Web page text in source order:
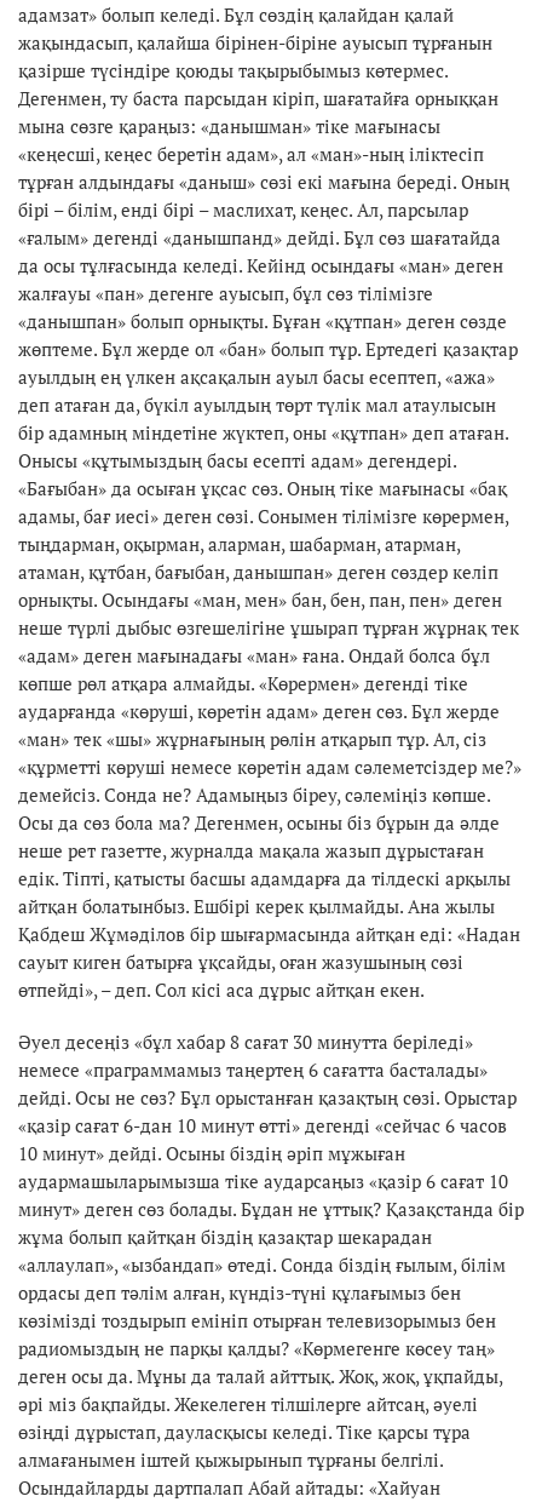
адамзат» болып келеді. Бұл сөздің қалайдан қалай
жақындасып, қалайша бірінен-біріне ауысып тұрғанын
қазірше түсіндіре қоюды тақырыбымыз көтермес.
Дегенмен, ту баста парсыдан кіріп, шағатайға орныққан
мына сөзге қараңыз: «данышман» тіке мағынасы
«кеңесші, кеңес беретін адам», ал «ман»-ның іліктесіп
тұрған алдындағы «даныш» сөзі екі мағына береді. Оның
бірі – білім, енді бірі – маслихат, кеңес. Ал, парсылар
«ғалым» дегенді «данышпанд» дейді. Бұл сөз шағатайда
да осы тұлғасында келеді. Кейінд осындағы «ман» деген
жалғауы «пан» дегенге ауысып, бұл сөз тілімізге
«данышпан» болып орнықты. Бұған «құтпан» деген сөзде
жөптеме. Бұл жерде ол «бан» болып тұр. Ертедегі қазақтар
ауылдың ең үлкен ақсақалын ауыл басы есептеп, «ажа»
деп атаған да, бүкіл ауылдың төрт түлік мал атаулысын
бір адамның міндетіне жүктеп, оны «құтпан» деп атаған.
Онысы «құтымыздың басы есепті адам» дегендері.
«Бағыбан» да осыған ұқсас сөз. Оның тіке мағынасы «бақ
адамы, бағ иесі» деген сөзі. Сонымен тілімізге көрермен,
тыңдарман, оқырман, аларман, шабарман, атарман,
атаман, құтбан, бағыбан, данышпан» деген сөздер келіп
орнықты. Осындағы «ман, мен» бан, бен, пан, пен» деген
неше түрлі дыбыс өзгешелігіне ұшырап тұрған жұрнақ тек
«адам» деген мағынадағы «ман» ғана. Ондай болса бұл
көпше рөл атқара алмайды. «Көрермен» дегенді тіке
аударғанда «көруші, көретін адам» деген сөз. Бұл жерде
«ман» тек «шы» жұрнағының рөлін атқарып тұр. Ал, сіз
«құрметті көруші немесе көретін адам сәлеметсіздер ме?»
демейсіз. Сонда не? Адамыңыз біреу, сәлеміңіз көпше.
Осы да сөз бола ма? Дегенмен, осыны біз бұрын да әлде
неше рет газетте, журналда мақала жазып дұрыстаған
едік. Тіпті, қатысты басшы адамдарға да тілдескі арқылы
айтқан болатынбыз. Ешбірі керек қылмайды. Ана жылы
Қабдеш Жұмәділов бір шығармасында айтқан еді: «Надан
сауыт киген батырға ұқсайды, оған жазушының сөзі
өтпейді», – деп. Сол кісі аса дұрыс айтқан екен.
Әуел десеңіз «бұл хабар 8 сағат 30 минутта беріледі»
немесе «праграммамыз таңертең 6 сағатта басталады»
дейді. Осы не сөз? Бұл орыстанған қазақтың сөзі. Орыстар
«қазір сағат 6-дан 10 минут өтті» дегенді «сейчас 6 часов
10 минут» дейді. Осыны біздің әріп мұжыған
аудармашыларымызша тіке аударсаңыз «қазір 6 сағат 10
минут» деген сөз болады. Бұдан не ұттық? Қазақстанда бір
жұма болып қайтқан біздің қазақтар шекарадан
«аллаулап», «ызбандап» өтеді. Сонда біздің ғылым, білім
ордасы деп тәлім алған, күндіз-түні құлағымыз бен
көзімізді тоздырып емініп отырған телевизорымыз бен
радиомыздың не парқы қалды? «Көрмегенге көсеу таң»
деген осы да. Мұны да талай айттық. Жоқ, жоқ, ұқпайды,
әрі міз бақпайды. Жекелеген тілшілерге айтсаң, әуелі
өзіңді дұрыстап, дауласқысы келеді. Тіке қарсы тұра
алмағанымен іштей қыжырынып тұрғаны белгілі.
Осындайларды дартпалап Абай айтады: «Хайуан